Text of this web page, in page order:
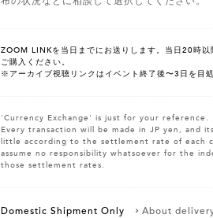
ZOOM LINKを当日までにお送りします。当日20時以
ご購入ください。
※アーカイブ視聴リンクはイベント終了後〜3日を目
'Currency Exchange' is just for your reference.
Every transaction will be made in JP yen, and
little according to the settlement rate of each
assume no responsibility whatsoever for the
those settlement rates.
Domestic Shipment Only About